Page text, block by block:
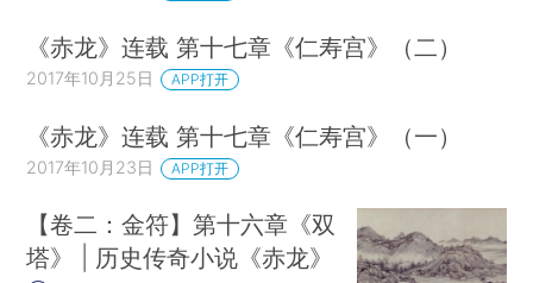
《赤龙》连载 第十七章《仁寿宫》（二）
2017年10月25日 APP打开
《赤龙》连载 第十七章《仁寿宫》（一）
2017年10月23日 APP打开
【卷二：金符】第十六章《双
塔》 | 历史传奇小说《赤龙》